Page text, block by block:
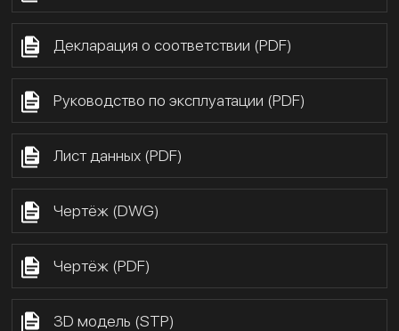
Декларация о соответствии (PDF)
Руководство по эксплуатации (PDF)
Лист данных (PDF)
Чертёж (DWG)
Чертёж (PDF)
3D модель (STP)